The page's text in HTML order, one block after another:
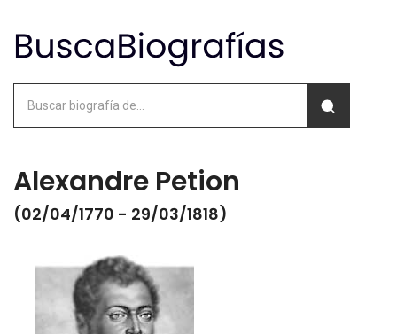
Alexandre Petion
(02/04/1770 - 29/03/1818)